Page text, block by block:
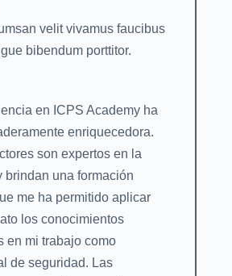
velit vivamus faucibus
bibendum porttitor.
en ICPS Academy ha
enriquecedora.
son expertos en la
brindan una formación
me ha permitido aplicar
los conocimientos
en mi trabajo como
de seguridad. Las